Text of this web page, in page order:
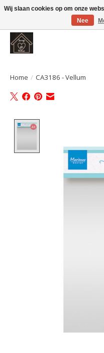
Large selection of products and
Home / CA3186 - Vellum
Wij slaan cookies op om onze
Nee